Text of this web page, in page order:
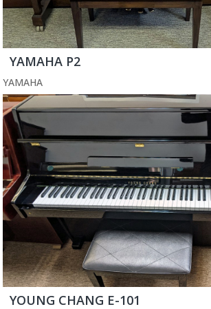
YAMAHA P2
YAMAHA
YOUNG CHANG E-101